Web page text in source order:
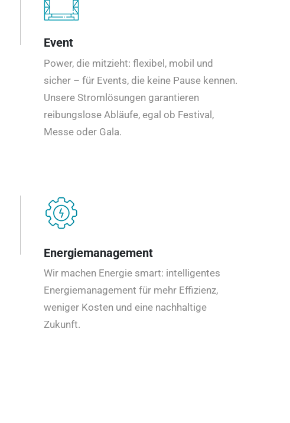
Event
Power, die mitzieht: flexibel, mobil und
sicher – für Events, die keine Pause kennen.
Unsere Stromlösungen garantieren
reibungslose Abläufe, egal ob Festival,
Messe oder Gala.
Energiemanagement
Wir machen Energie smart: intelligentes
Energiemanagement für mehr Effizienz,
weniger Kosten und eine nachhaltige
Zukunft.